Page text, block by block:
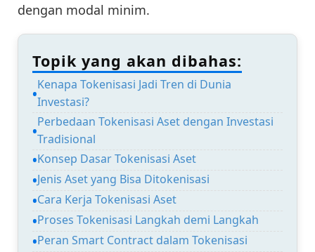
dengan modal minim.
Topik yang akan dibahas:
Kenapa Tokenisasi Jadi Tren di Dunia
Investasi?
Perbedaan Tokenisasi Aset dengan Investasi
Tradisional
Konsep Dasar Tokenisasi Aset
Jenis Aset yang Bisa Ditokenisasi
Cara Kerja Tokenisasi Aset
Proses Tokenisasi Langkah demi Langkah
Peran Smart Contract dalam Tokenisasi